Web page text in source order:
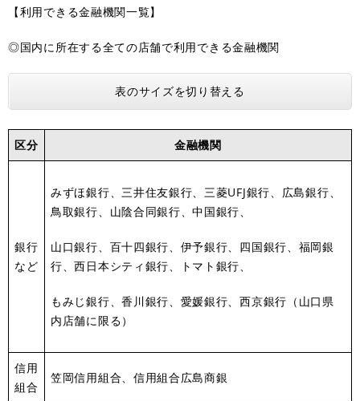
【利用できる金融機関一覧】
◎国内に所在する全ての店舗で利用できる金融機関
表のサイズを切り替える
区分 金融機関
銀行
など
みずほ銀行、三井住友銀行、三菱UFJ銀行、広島銀行、
鳥取銀行、山陰合同銀行、中国銀行、
山口銀行、百十四銀行、伊予銀行、四国銀行、福岡銀
行、西日本シティ銀行、トマト銀行、
もみじ銀行、香川銀行、愛媛銀行、西京銀行（山口県
内店舗に限る）
信用
組合
笠岡信用組合、信用組合広島商銀